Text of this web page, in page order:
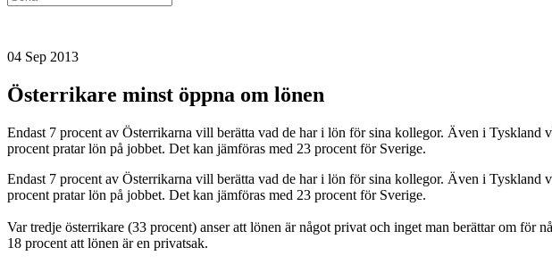
04 Sep 2013
Österrikare minst öppna om lönen
Endast 7 procent av Österrikarna vill berätta vad de har i lön för sina kollegor. Även i
procent pratar lön på jobbet. Det kan jämföras med 23 procent för Sverige.
Endast 7 procent av Österrikarna vill berätta vad de har i lön för sina kollegor. Även i
procent pratar lön på jobbet. Det kan jämföras med 23 procent för Sverige.
Var tredje österrikare (33 procent) anser att lönen är något privat och inget man berättar om
18 procent att lönen är en privatsak.